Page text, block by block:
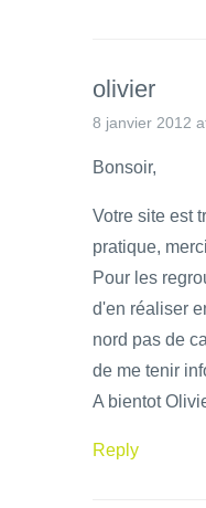
olivier
8 janvier 2012
Bonsoir,
Votre site est
pratique,
Pour les
d'en réaliser
nord pas de
de me tenir
A bientot
Reply